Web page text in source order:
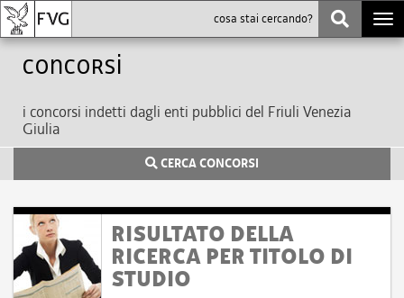
Concorsi
i concorsi indetti dagli enti pubblici del Friuli Venezia
Giulia
CERCA CONCORSI
RISULTATO DELLA
RICERCA PER TITOLO DI
STUDIO